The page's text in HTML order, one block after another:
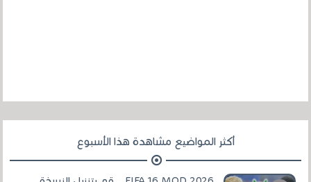
أكثر المواضيع مشاهدة هذا الأسبوع